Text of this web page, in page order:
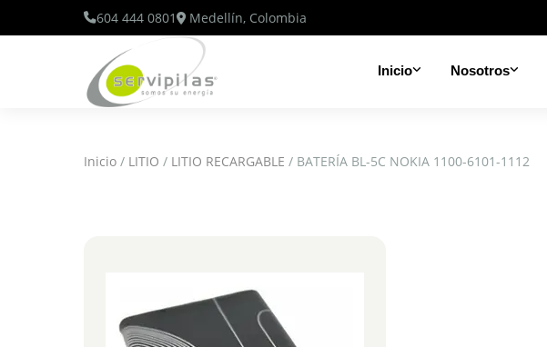
604 444 0801 Medellín, Colombia
Inicio Nosotros
Inicio / LITIO / LITIO RECARGABLE / BATERÍA BL-5C NOKIA 1100-6101-1112